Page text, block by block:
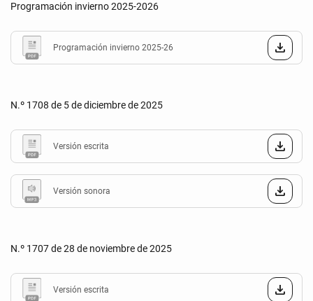
Programación invierno 2025-2026
Programación invierno 2025-26
N.º 1708 de 5 de diciembre de 2025
Versión escrita
Versión sonora
N.º 1707 de 28 de noviembre de 2025
Versión escrita